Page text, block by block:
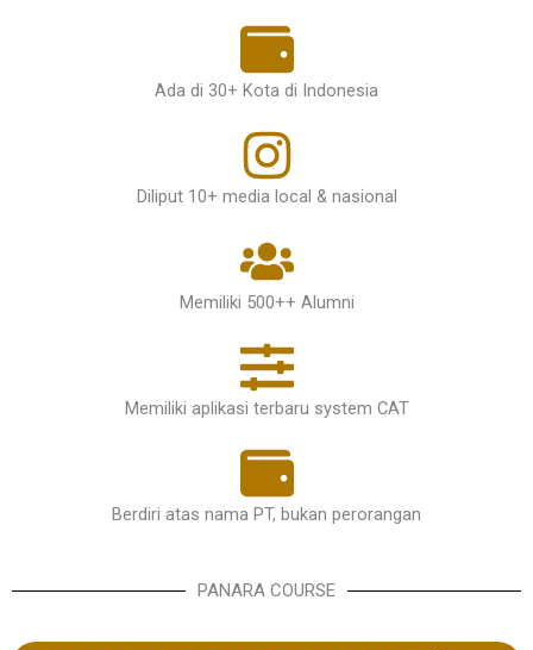
Ada di 30+ Kota di Indonesia
Diliput 10+ media local & nasional
Memiliki 500++ Alumni
Memiliki aplikasi terbaru system CAT
Berdiri atas nama PT, bukan perorangan
PANARA COURSE